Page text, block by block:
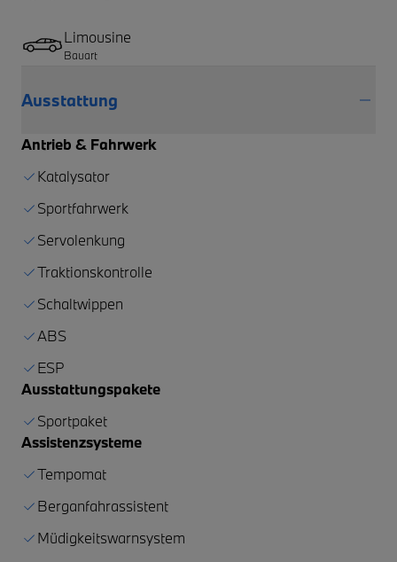
Limousine
Bauart
Ausstattung
Antrieb & Fahrwerk
Katalysator
Sportfahrwerk
Servolenkung
Traktionskontrolle
Schaltwippen
ABS
ESP
Ausstattungspakete
Sportpaket
Assistenzsysteme
Tempomat
Berganfahrassistent
Müdigkeitswarnsystem